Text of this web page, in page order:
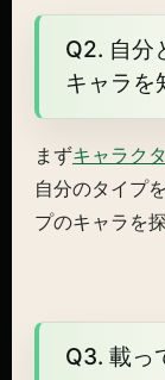
Q2. 自分
キャラを
まずキャラク
自分のタイプ
プのキャラを
Q3. 載っ